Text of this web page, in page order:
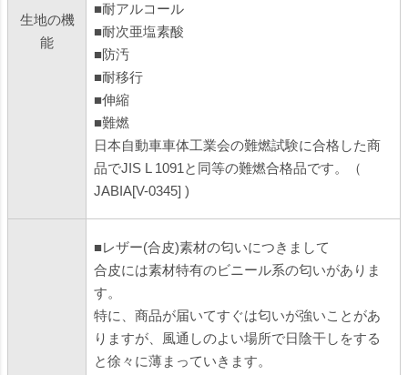
生地の機
能
■耐アルコール
■耐次亜塩素酸
■防汚
■耐移行
■伸縮
■難燃
日本自動車車体工業会の難燃試験に合格した商
品でJIS L 1091と同等の難燃合格品です。（
JABIA[V-0345] )
■レザー(合皮)素材の匂いにつきまして
合皮には素材特有のビニール系の匂いがありま
す。
特に、商品が届いてすぐは匂いが強いことがあ
りますが、風通しのよい場所で日陰干しをする
と徐々に薄まっていきます。